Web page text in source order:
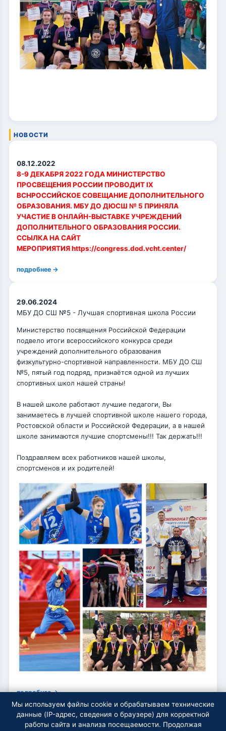
НОВОСТИ
08.12.2022
8-9 ДЕКАБРЯ 2022 ГОДА МИНИСТЕРСТВО
ПРОСВЕЩЕНИЯ РОССИИ ПРОВОДИТ IX
ВСНРОССИЙСКОЕ СОВЕЩАНИЕ ДОПОЛНИТЕЛЬНОГО
ОБРАЗОВАНИЯ. МБУ ДО ДЮСШ № 5 ПРИНЯЛА
УЧАСТИЕ В ОНЛАЙН-ВЫСТАВКЕ УЧРЕЖДЕНИЙ
ДОПОЛНИТЕЛЬНОГО ОБРАЗОВАНИЯ РОССИИ.
ССЫЛКА НА САЙТ
МЕРОПРИЯТИЯ https://congress.dod.vcht.center/
подробнее →
29.06.2024
МБУ ДО СШ №5 - Лучшая спортивная школа России
Министерство посвящения Российской Федерации
подвело итоги всероссийского конкурса среди
учреждений дополнительного образования
физкультурно-спортивной направленности. МБУ ДО СШ
№5, пятый год подряд, признаётся одной из лучших
спортивных школ нашей страны!
В нашей школе работают лучшие педагоги, Вы
занимаетесь в лучшей спортивной школе нашего города,
Ростовской области и Российской Федерации, а в нашей
школе занимаются лучшие спортсмены!!! Так держать!!!
Поздравляем всех работников нашей школы,
спортсменов и их родителей!
подробнее →
Мы используем файлы cookie и обрабатываем технические
данные (IP-адрес, сведения о браузере) для корректной
работы сайта и анализа посещаемости. Продолжая